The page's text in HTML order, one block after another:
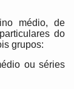
médio, de
do
grupos:
ou séries